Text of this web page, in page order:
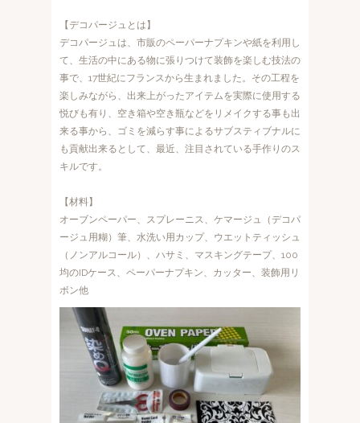
【デコパージュとは】
デコパージュは、市販のペーパーナプキンや紙を利用し
て、生活の中にある物に張りつけて装飾を楽しむ技法の
事で、17世紀にフランスから生まれました。その工程を
楽しみながら、出来上がったアイテムを実際に使用する
悦びも有り、空き箱や空き瓶などをリメイクする事も出
来る事から、ゴミを減らす事によるサブスティブナルに
も貢献出来るとして、最近、注目されている手作りのス
キルです。
【材料】
オーブンペーパー、スプレーニス、ケマージュ（デコパ
ージュ用糊）筆、水洗い用カップ、ウエットティッシュ
（ノンアルコール）、ハサミ、マスキングテープ、100
均のIDケース、ペーパーナプキン、カッター、装飾用リ
ボン他